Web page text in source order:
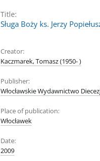
Title:
Sługa Boży ks. Jerzy
Creator:
Kaczmarek, Tomasz (1950- )
Publisher:
Włocławskie Wydawnictwo
Place of publication:
Włocławek
Date:
2009